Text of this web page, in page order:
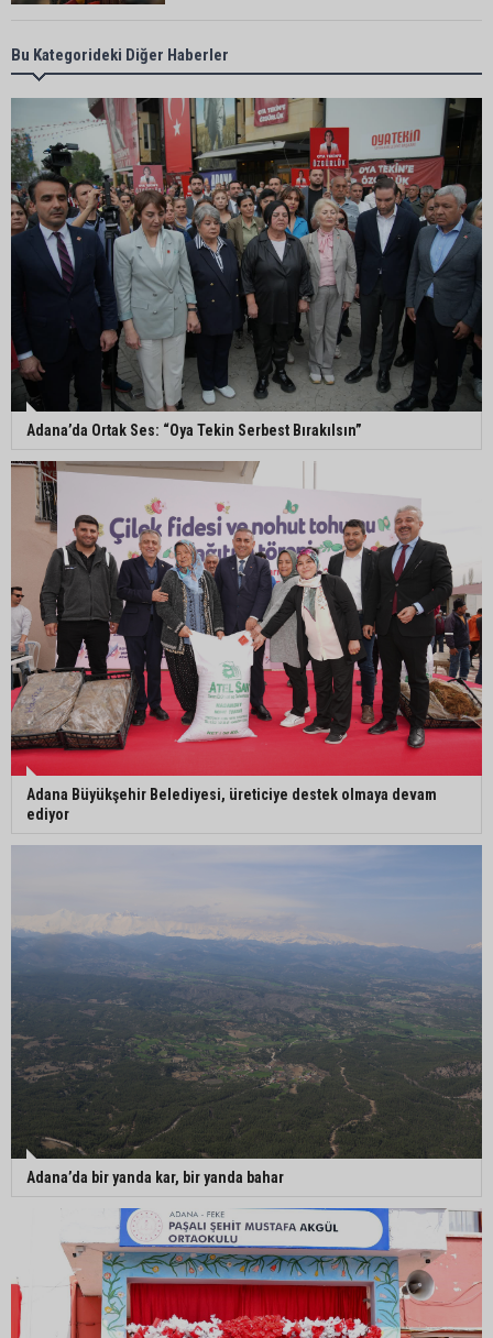
Bekir Şimşek’ten Mustafa Özkan’a ziyaret
Ceyhan’da asfalt çalışmaları sürüyor
Ceyhan’da açık hava sineması keyfi iki farklı
parkta devam ediyor
5. Yunusoğlu Futbol Turnuvası’nda final heyecanı
Ceyhan’da Necdet Sevinç Parkı’nda bakım
çalışması
Orhan Bayram’dan AK Parti’ye Yüreğir çıkışı:
“Bizim belediye meclis üyelerimize ne yaptınız?
Siz önce onu anlatın”
Bu Kategorideki Diğer Haberler
Adana’da Ortak Ses: “Oya Tekin Serbest Bırakılsın”
Adana Büyükşehir Belediyesi, üreticiye destek olmaya devam
ediyor
Adana’da bir yanda kar, bir yanda bahar